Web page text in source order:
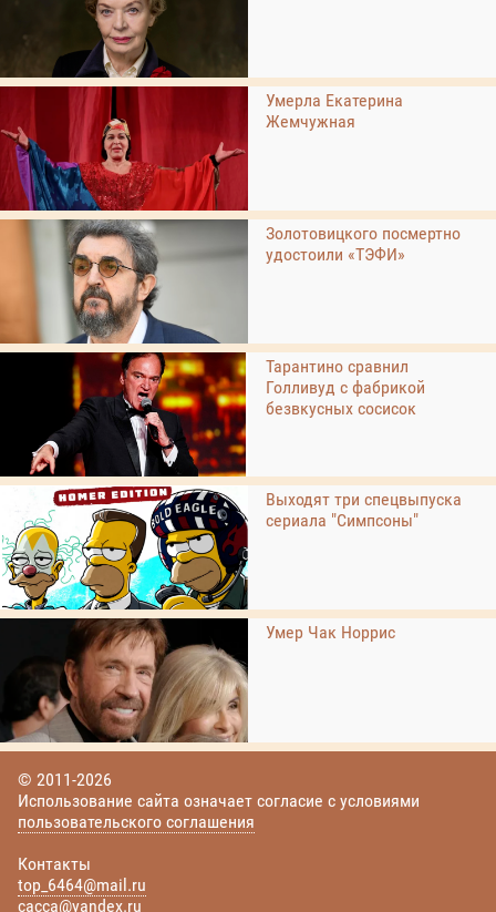
Умерла Екатерина
Жемчужная
Золотовицкого посмертно
удостоили «ТЭФИ»
Тарантино сравнил
Голливуд с фабрикой
безвкусных сосисок
Выходят три спецвыпуска
сериала "Симпсоны"
Умер Чак Норрис
© 2011-2026
Использование сайта означает согласие с условиями
пользовательского соглашения
Контакты
top_6464@mail.ru
cacca@yandex.ru